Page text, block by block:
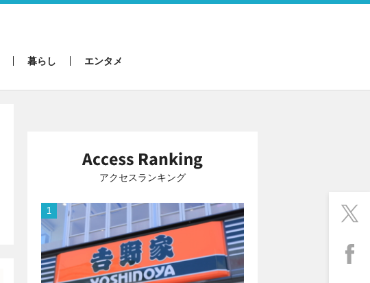
暮らし エンタメ
アクセスランキング